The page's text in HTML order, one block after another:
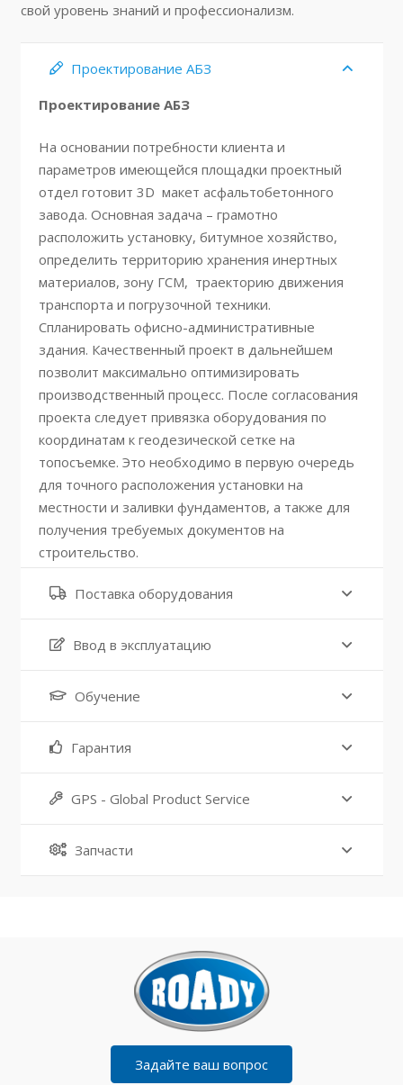
свой уровень знаний и профессионализм.
Проектирование АБЗ
Проектирование АБЗ
На основании потребности клиента и
параметров имеющейся площадки проектный
отдел готовит 3D макет асфальтобетонного
завода. Основная задача – грамотно
расположить установку, битумное хозяйство,
определить территорию хранения инертных
материалов, зону ГСМ, траекторию движения
транспорта и погрузочной техники.
Спланировать офисно-административные
здания. Качественный проект в дальнейшем
позволит максимально оптимизировать
производственный процесс. После согласования
проекта следует привязка оборудования по
координатам к геодезической сетке на
топосъемке. Это необходимо в первую очередь
для точного расположения установки на
местности и заливки фундаментов, а также для
получения требуемых документов на
строительство.
Поставка оборудования
Ввод в эксплуатацию
Обучение
Гарантия
GPS - Global Product Service
Запчасти
Задайте ваш вопрос